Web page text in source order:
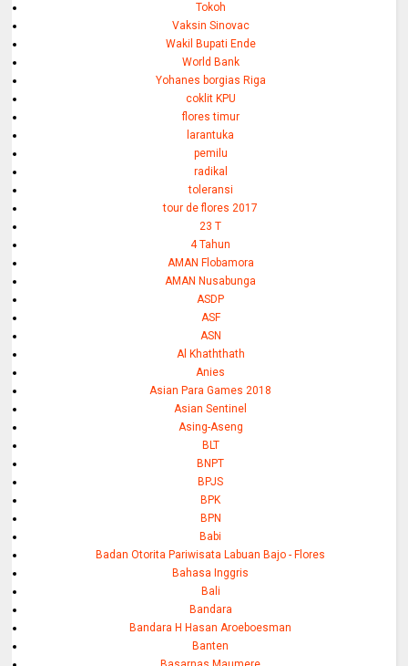
Tokoh
Vaksin Sinovac
Wakil Bupati Ende
World Bank
Yohanes borgias Riga
coklit KPU
flores timur
larantuka
pemilu
radikal
toleransi
tour de flores 2017
23 T
4 Tahun
AMAN Flobamora
AMAN Nusabunga
ASDP
ASF
ASN
Al Khaththath
Anies
Asian Para Games 2018
Asian Sentinel
Asing-Aseng
BLT
BNPT
BPJS
BPK
BPN
Babi
Badan Otorita Pariwisata Labuan Bajo - Flores
Bahasa Inggris
Bali
Bandara
Bandara H Hasan Aroeboesman
Banten